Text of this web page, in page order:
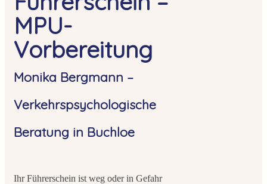
MPU-
Vorbereitung
Monika Bergmann –
Verkehrspsychologische
Beratung in Buchloe
Ihr Führerschein ist weg oder in Gefahr